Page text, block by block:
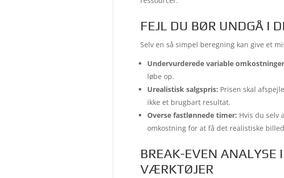
FEJL DU BØR UNDGÅ I
Selv en så simpel beregning kan give et
Undervurderede variable
løbe op.
Urealistisk salgspris: Prisen skal
ikke et brugbart resultat.
Overse fastlønnede timer: Hvis du selv
omkostning for at få det realistiske
BREAK-EVEN ANALYSE
VÆRKTØJER